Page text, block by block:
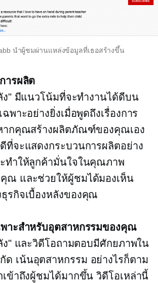
นำผู้ชมผ่านแหล่งข้อมูลที่เธอสร้างขึ้น
ารผลิต
ง" มีแนวโน้มที่จะทำงานได้ดีบน
ฉพาะอย่างยิ่งเมื่อพูดถึงเรื่องการ
ากคุณสร้างผลิตภัณฑ์ของคุณเอง
ที่จะแสดงกระบวนการผลิตอย่าง
ทำให้ลูกค้ามั่นใจในคุณภาพ
ณ และช่วยให้ผู้ชมได้มองเห็น
รกิจเบื้องหลังของคุณ
พาะสำหรับอุตสาหกรรมของคุณ
ง" และวิดีโอถามตอบมีศักยภาพใน
ด เน้นอุตสาหกรรม อย่างไรก็ตาม
เข้าถึงผู้ชมได้มากขึ้น วิดีโอเหล่านี้